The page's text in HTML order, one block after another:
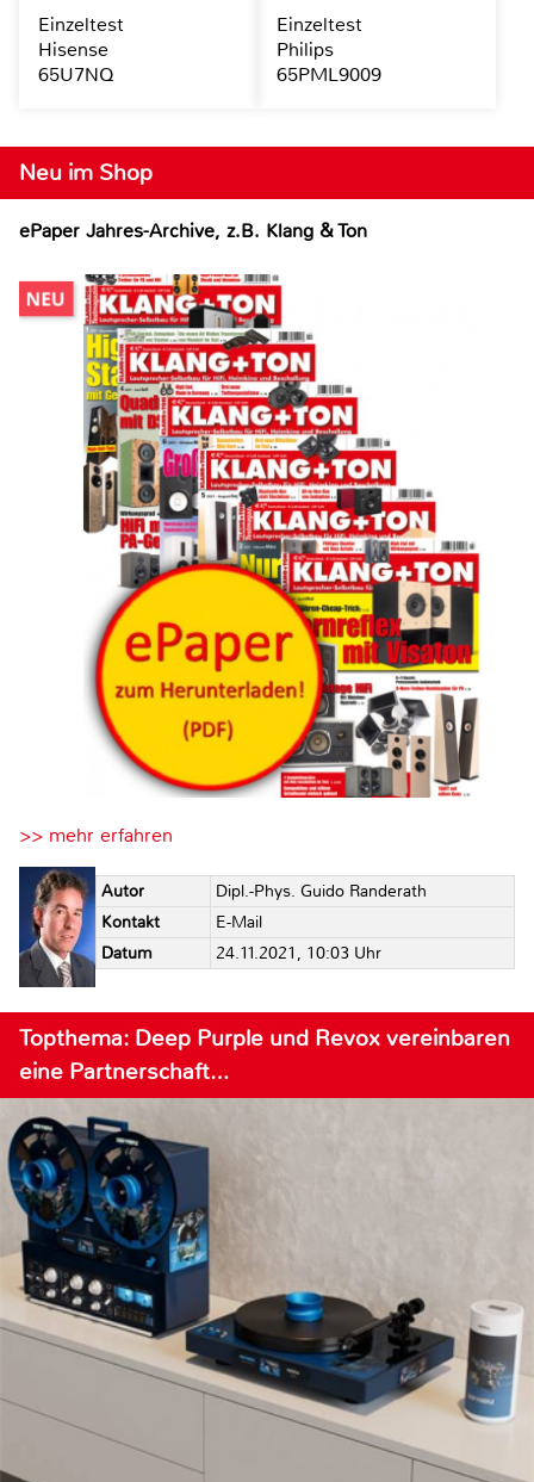
Neu im Shop
ePaper Jahres-Archive, z.B. Klang & Ton
>> mehr erfahren
Autor
Dipl.-Phys. Guido Randerath
Kontakt
E-Mail
Datum
24.11.2021, 10:03 Uhr
Topthema: Deep Purple und Revox vereinbaren
eine Partnerschaft…
Einzeltest
Hisense
65U7NQ
Einzeltest
Philips
65PML9009